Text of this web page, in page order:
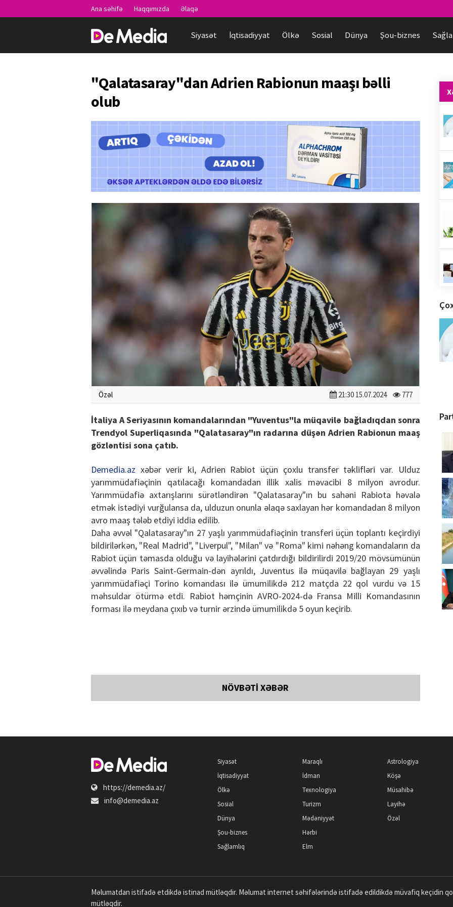
Ana səhifə Haqqımızda Əlaqə
Siyasət İqtisadiyyat Ölkə Sosial Dünya Şou-biznes
"Qalatasaray"dan Adrien Rabionun maaşı bəlli
olub
Özəl 21:30 15.07.2024 777
İtaliya A Seriyasının komandalarından "Yuventus"la müqavilə bağladıqdan sonra
Trendyol Superliqasında "Qalatasaray"ın radarına düşən Adrien Rabionun maaş
gözləntisi sona çatıb.
Demedia.az xəbər verir ki, Adrien Rabiot üçün çoxlu transfer təklifləri var. Ulduz
yarımmüdafiəçinin qatılacağı komandadan illik xalis məvacibi 8 milyon avrodur.
Yarımmüdafiə axtarışlarını sürətləndirən "Qalatasaray"ın bu sahəni Rabiota həvalə
etmək istədiyi vurğulansa da, ulduzun onunla əlaqə saxlayan hər komandadan 8 milyon
avro maaş tələb etdiyi iddia edilib.
Daha əvvəl "Qalatasaray"ın 27 yaşlı yarımmüdafiəçinin transferi üçün toplantı keçirdiyi
bildirilərkən, "Real Madrid", "Liverpul", "Milan" və "Roma" kimi nəhəng komandaların da
Rabiot üçün təmasda olduğu və layihələrini çatdırdığı bildirilirdi 2019/20 mövsümünün
əvvəlində Paris Saint-Germain-dən ayrıldı, Juventus ilə müqavilə bağlayan 29 yaşlı
yarımmüdafiəçi Torino komandası ilə ümumilikdə 212 matçda 22 qol vurdu və 15
məhsuldar ötürmə etdi. Rabiot həmçinin AVRO-2024-də Fransa Milli Komandasının
forması ilə meydana çıxıb və turnir ərzində ümumilikdə 5 oyun keçirib.
NÖVBƏTİ XƏBƏR
https://demedia.az/
info@demedia.az
Siyasət
İqtisadiyyat
Ölkə
Sosial
Dünya
Şou-biznes
Sağlamlıq
Maraqlı
İdman
Texnologiya
Turizm
Mədəniyyət
Hərbi
Elm
Astrologiya
Köşə
Müsahibə
Layihə
Özəl
Məlumatdan istifadə etdikdə istinad mütləqdir. Məlumat internet səhifələrində istifadə edildikdə müvafiq keçidin
mütləqdir.